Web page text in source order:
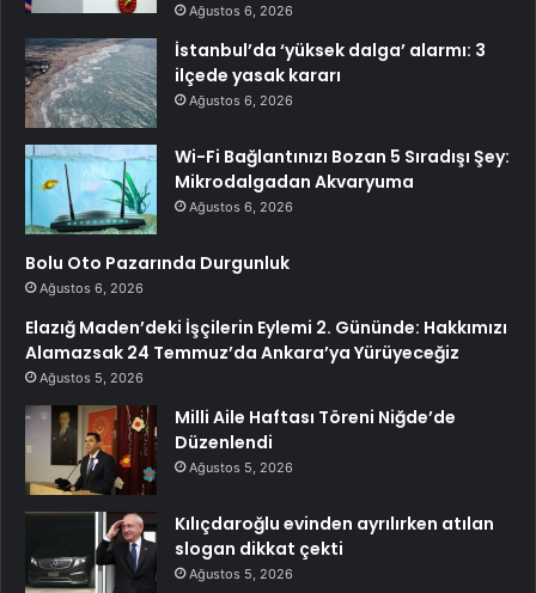
Ağustos 6, 2026
İstanbul’da ‘yüksek dalga’ alarmı: 3
ilçede yasak kararı
Ağustos 6, 2026
Wi-Fi Bağlantınızı Bozan 5 Sıradışı Şey:
Mikrodalgadan Akvaryuma
Ağustos 6, 2026
Bolu Oto Pazarında Durgunluk
Ağustos 6, 2026
Elazığ Maden’deki İşçilerin Eylemi 2. Gününde: Hakkımızı
Alamazsak 24 Temmuz’da Ankara’ya Yürüyeceğiz
Ağustos 5, 2026
Milli Aile Haftası Töreni Niğde’de
Düzenlendi
Ağustos 5, 2026
Kılıçdaroğlu evinden ayrılırken atılan
slogan dikkat çekti
Ağustos 5, 2026